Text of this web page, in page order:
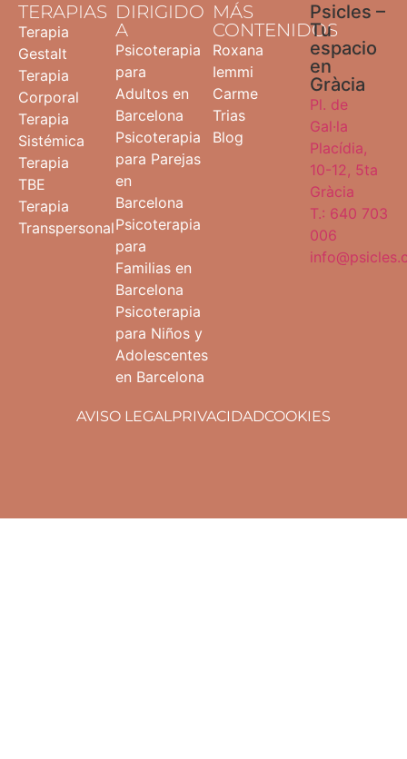
TERAPIAS
Terapia
Gestalt
Terapia
Corporal
Terapia
Sistémica
Terapia
TBE
Terapia
Transpersonal
DIRIGIDO
A
Psicoterapia
para
Adultos en
Barcelona
Psicoterapia
para Parejas
en
Barcelona
Psicoterapia
para
Familias en
Barcelona
Psicoterapia
para Niños y
Adolescentes
en Barcelona
MÁS
CONTENIDOS
Roxana
Iemmi
Carme
Trias
Blog
Psicles –
Tu
espacio
en
Gràcia
Pl. de
Gal·la
Placídia,
10-12, 5ta
Gràcia
T.: 640 703
006
AVISO LEGALPRIVACIDADCOOKIES